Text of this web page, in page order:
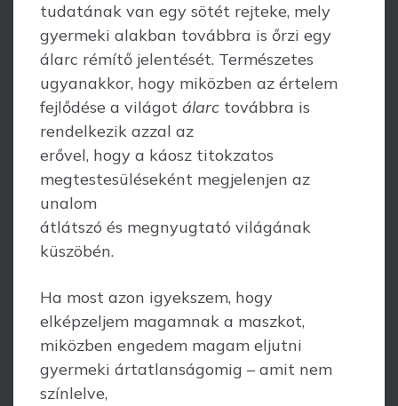
tudatának van egy sötét rejteke, mely
gyermeki alakban továbbra is őrzi egy
álarc rémítő jelentését. Természetes
ugyanakkor, hogy miközben az értelem
fejlődése a világot álarc továbbra is
rendelkezik azzal az
erővel, hogy a káosz titokzatos
megtestesüléseként megjelenjen az
unalom
átlátszó és megnyugtató világának
küszöbén.
Ha most azon igyekszem, hogy
elképzeljem magamnak a maszkot,
miközben engedem magam eljutni
gyermeki ártatlanságomig – amit nem
színlelve,